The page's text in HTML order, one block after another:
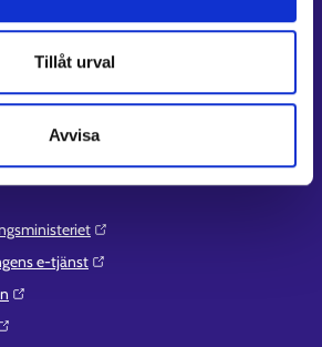
Tillåt urval
Avvisa
E-tjänster och Min karriärstig
e-tjänst⁠